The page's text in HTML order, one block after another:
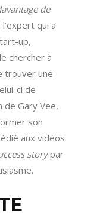
de
qui a
up,
chercher à
trouver une
ci de
de Gary Vee,
son
aux vidéos
storypar